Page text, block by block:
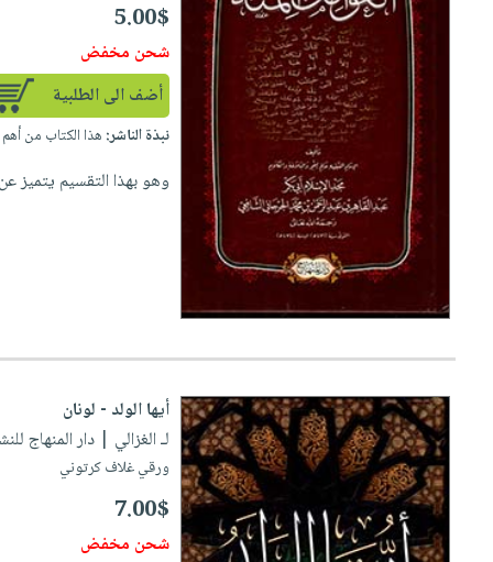
5.00$
شحن مخفض
أضف الى الطلبية
نبذة الناشر: هذا الكتاب من
وهو بهذا التقسيم يتميز
أيها الولد - لونان
لـ الغزالي | دار المنهاج للنشر
ورقي غلاف كرتوني
7.00$
شحن مخفض